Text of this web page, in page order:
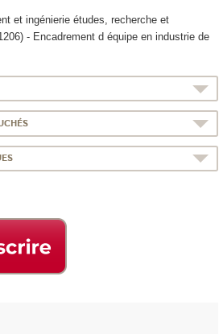
et ingénierie études, recherche et
- Encadrement d équipe en industrie de